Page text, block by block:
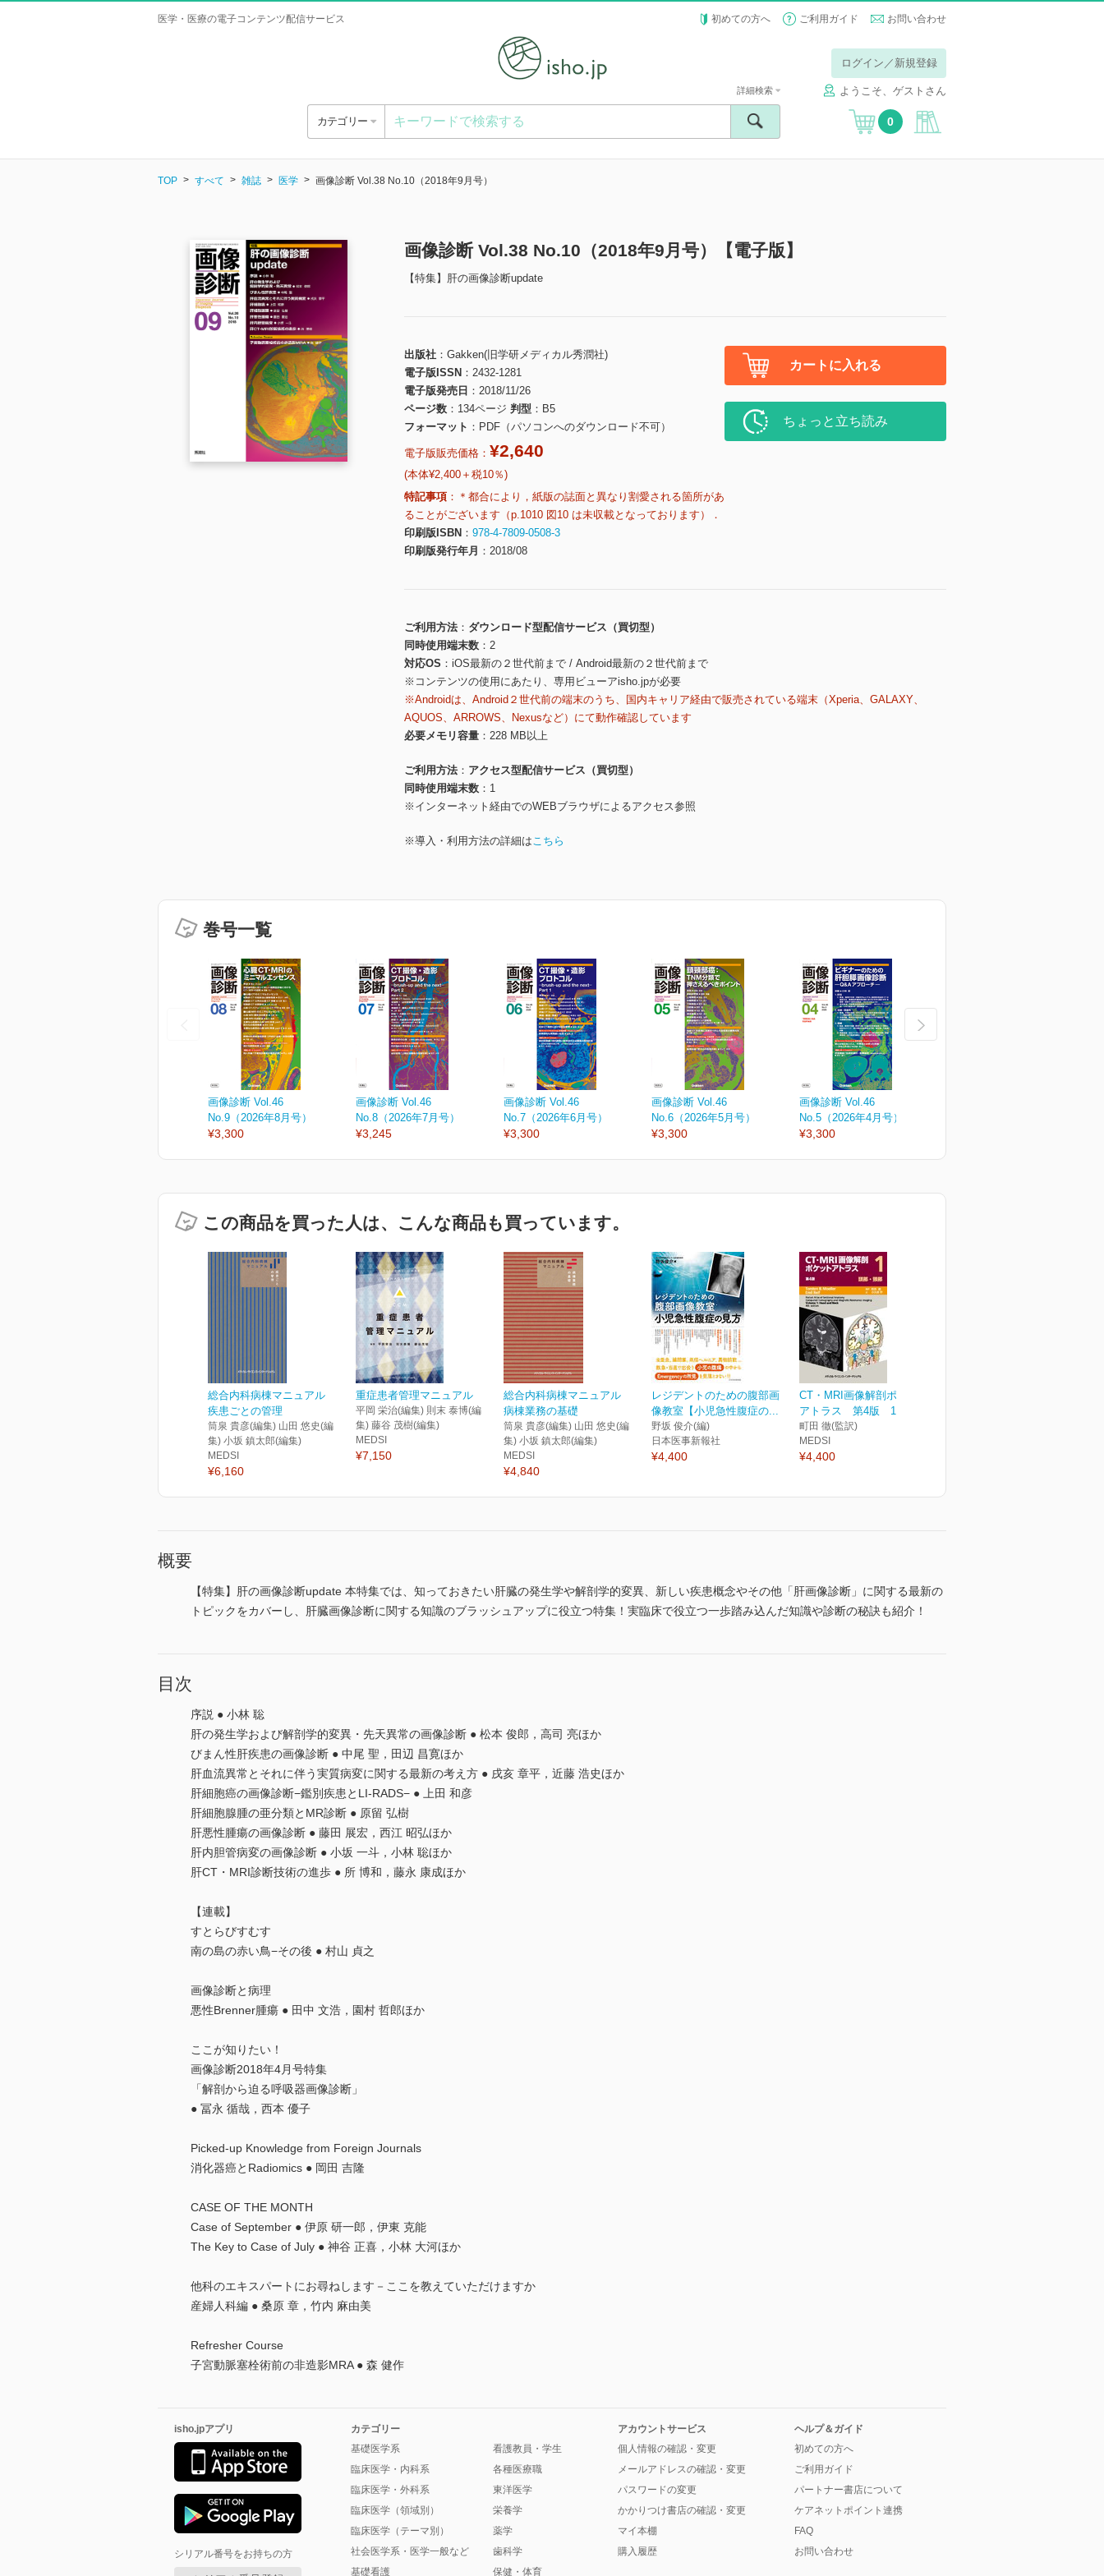
医学・医療の電子コンテンツ配信サービス 初めての方へ ご利用ガイド お問い合わせ
ログイン／新規登録
ようこそ、ゲストさん
カテゴリー
詳細検索
0
TOP すべて 雑誌 医学 画像診断 Vol.38 No.10（2018年9月号）
画像診断 Vol.38 No.10（2018年9月号）【電子版】
【特集】肝の画像診断update
出版社
Gakken(旧学研メディカル秀潤社)
電子版ISSN
2432-1281
電子版発売日
2018/11/26
ページ数
134ページ 判型
B5
フォーマット
PDF（パソコンへのダウンロード不可）
電子版販売価格： ¥2,640
(本体¥2,400＋税10％)
特記事項
＊都合により，紙版の誌面と異なり割愛される箇所があ
ることがございます（p.1010 図10 は未収載となっております）．
印刷版ISBN
978-4-7809-0508-3
印刷版発行年月
2018/08
カートに入れる
ちょっと立ち読み
ご利用方法
ダウンロード型配信サービス（買切型）
同時使用端末数
2
対応OS
iOS最新の２世代前まで / Android最新の２世代前まで
※コンテンツの使用にあたり、専用ビューアisho.jpが必要
※Androidは、Android２世代前の端末のうち、国内キャリア経由で販売されている端末（Xperia、GALAXY、
AQUOS、ARROWS、Nexusなど）にて動作確認しています
必要メモリ容量
228 MB以上
ご利用方法
アクセス型配信サービス（買切型）
同時使用端末数
1
※インターネット経由でのWEBブラウザによるアクセス参照
※導入・利用方法の詳細はこちら
巻号一覧
画像診断 Vol.46
No.9（2026年8月号）
¥3,300
画像診断 Vol.46
No.8（2026年7月号）
¥3,245
画像診断 Vol.46
No.7（2026年6月号）
¥3,300
画像診断 Vol.46
No.6（2026年5月号）
¥3,300
画像診断 Vol.46
No.5（2026年4月号）
¥3,300
この商品を買った人は、こんな商品も買っています。
総合内科病棟マニュアル
疾患ごとの管理
筒泉 貴彦(編集) 山田 悠史(編
集) 小坂 鎮太郎(編集)
MEDSI
¥6,160
重症患者管理マニュアル
平岡 栄治(編集) 則末 泰博(編
集) 藤谷 茂樹(編集)
MEDSI
¥7,150
総合内科病棟マニュアル
病棟業務の基礎
筒泉 貴彦(編集) 山田 悠史(編
集) 小坂 鎮太郎(編集)
MEDSI
¥4,840
レジデントのための腹部画
像教室【小児急性腹症の...
野坂 俊介(編)
日本医事新報社
¥4,400
CT・MRI画像解剖ポケット
アトラス 第4版 1巻...
町田 徹(監訳)
MEDSI
¥4,400
概要
【特集】肝の画像診断update 本特集では、知っておきたい肝臓の発生学や解剖学的変異、新しい疾患概念やその他「肝画像診断」に関する最新の
トピックをカバーし、肝臓画像診断に関する知識のブラッシュアップに役立つ特集！実臨床で役立つ一歩踏み込んだ知識や診断の秘訣も紹介！
目次
序説 ● 小林 聡
肝の発生学および解剖学的変異・先天異常の画像診断 ● 松本 俊郎，高司 亮ほか
びまん性肝疾患の画像診断 ● 中尾 聖，田辺 昌寛ほか
肝血流異常とそれに伴う実質病変に関する最新の考え方 ● 戌亥 章平，近藤 浩史ほか
肝細胞癌の画像診断−鑑別疾患とLI-RADS− ● 上田 和彦
肝細胞腺腫の亜分類とMR診断 ● 原留 弘樹
肝悪性腫瘍の画像診断 ● 藤田 展宏，西江 昭弘ほか
肝内胆管病変の画像診断 ● 小坂 一斗，小林 聡ほか
肝CT・MRI診断技術の進歩 ● 所 博和，藤永 康成ほか
【連載】
すとらびすむす
南の島の赤い鳥−その後 ● 村山 貞之
画像診断と病理
悪性Brenner腫瘍 ● 田中 文浩，園村 哲郎ほか
ここが知りたい！
画像診断2018年4月号特集
「解剖から迫る呼吸器画像診断」
● 冨永 循哉，西本 優子
Picked-up Knowledge from Foreign Journals
消化器癌とRadiomics ● 岡田 吉隆
CASE OF THE MONTH
Case of September ● 伊原 研一郎，伊東 克能
The Key to Case of July ● 神谷 正喜，小林 大河ほか
他科のエキスパートにお尋ねします－ここを教えていただけますか
産婦人科編 ● 桑原 章，竹内 麻由美
Refresher Course
子宮動脈塞栓術前の非造影MRA ● 森 健作
isho.jpアプリ
シリアル番号をお持ちの方
カテゴリー
基礎医学系
臨床医学・内科系
臨床医学・外科系
臨床医学（領域別）
臨床医学（テーマ別）
社会医学系・医学一般など
基礎看護
看護教員・学生
各種医療職
東洋医学
栄養学
薬学
歯科学
保健・体育
アカウントサービス
個人情報の確認・変更
メールアドレスの確認・変更
パスワードの変更
かかりつけ書店の確認・変更
マイ本棚
購入履歴
ヘルプ＆ガイド
初めての方へ
ご利用ガイド
パートナー書店について
ケアネットポイント連携
FAQ
お問い合わせ